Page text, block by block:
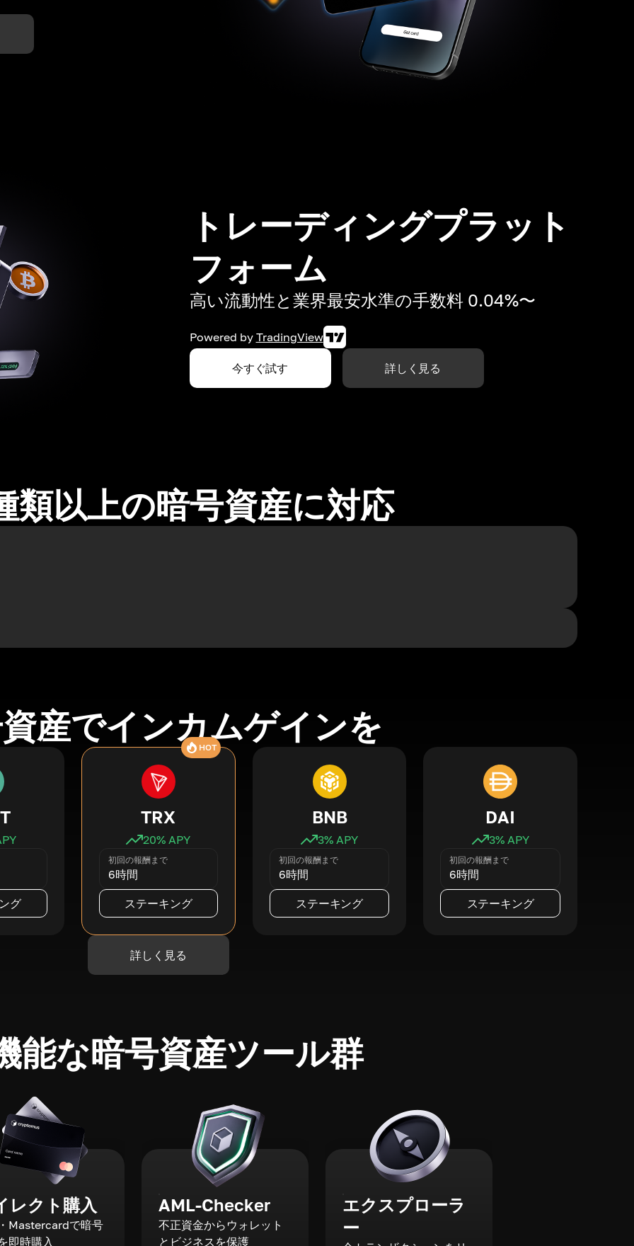
トレーディングプラット
フォーム
高い流動性と業界最安水準の手数料 0.04%〜
Powered by TradingView
今すぐ試す 詳しく見る
類以上の暗号資産に対応
産でインカムゲインを
グ
HOT
TRX
20% APY
初回の報酬まで
6時間
ステーキング
BNB
3% APY
初回の報酬まで
6時間
ステーキング
DAI
3% APY
初回の報酬まで
6時間
ステーキング
詳しく見る
能な暗号資産ツール群
レクト購入
Mastercardで暗号
即時購入
AML-Checker
不正資金からウォレット
とビジネスを保護
エクスプローラ
ー